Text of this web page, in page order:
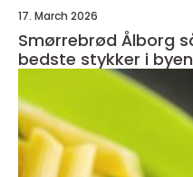
17. March 2026
Smørrebrød Ålborg sådan finder du de
bedste stykker i byen